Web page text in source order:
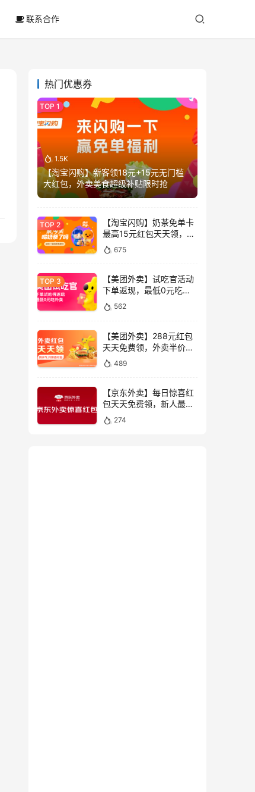
联系合作
热门优惠券
1.5K
【淘宝闪购】新客领18元+15元无门槛
大红包，外卖美食超级补贴限时抢
【淘宝闪购】奶茶免单卡
最高15元红包天天领，喝
奶茶不花钱
675
【美团外卖】试吃官活动
下单返现，最低0元吃外
卖全国限时抢
562
【美团外卖】288元红包
天天免费领，外卖半价神
券限时抢
489
【京东外卖】每日惊喜红
包天天免费领，新人最高
叠加领55元外卖券限时抢
274